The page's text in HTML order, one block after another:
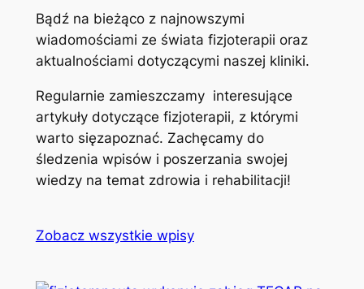
Bądź na bieżąco z najnowszymi
wiadomościami ze świata fizjoterapii oraz
aktualnościami dotyczącymi naszej kliniki.
Regularnie zamieszczamy interesujące
artykuły dotyczące fizjoterapii, z którymi
warto sięzapoznać. Zachęcamy do
śledzenia wpisów i poszerzania swojej
wiedzy na temat zdrowia i rehabilitacji!
Zobacz wszystkie wpisy